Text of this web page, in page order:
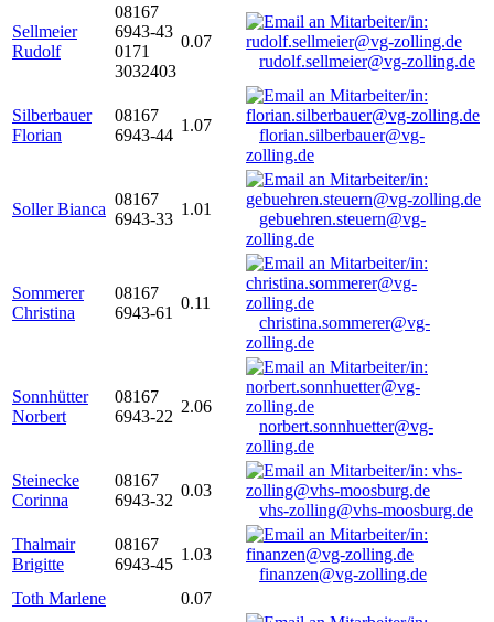
Sellmeier
Rudolf
08167
6943-43
0171
3032403
0.07
rudolf.sellmeier@vg-zolling.de
Silberbauer
Florian
08167
6943-44
1.07
florian.silberbauer@vg-
zolling.de
Soller Bianca
08167
6943-33
1.01
gebuehren.steuern@vg-
zolling.de
Sommerer
Christina
08167
6943-61
0.11
christina.sommerer@vg-
zolling.de
Sonnhütter
Norbert
08167
6943-22
2.06
norbert.sonnhuetter@vg-
zolling.de
Steinecke
Corinna
08167
6943-32
0.03
vhs-zolling@vhs-moosburg.de
Thalmair
Brigitte
08167
6943-45
1.03
finanzen@vg-zolling.de
Toth Marlene
0.07